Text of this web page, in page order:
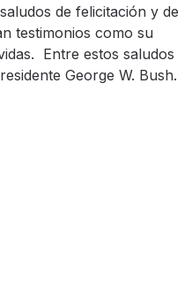
de felicitación y de
testimonios como su
Entre estos saludos
George W. Bush.